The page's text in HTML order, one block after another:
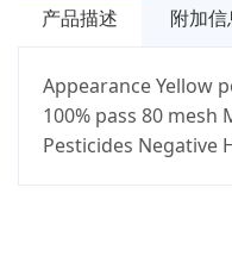
产品描述 附加信
Appearance Yellow
100% pass 80
Pesticides Negative